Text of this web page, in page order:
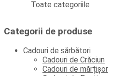
Toate categoriile
Categorii de produse
Cadouri de sărbători
Cadouri de Crăciun
Cadouri de mărțișor